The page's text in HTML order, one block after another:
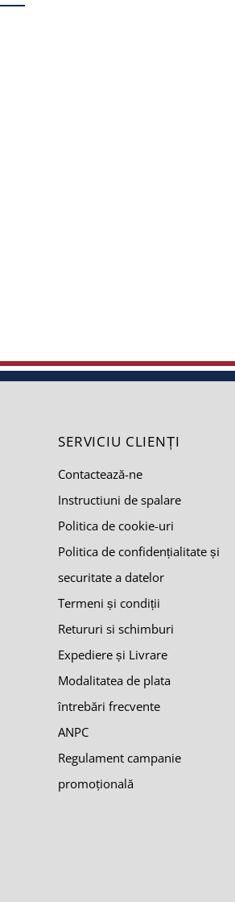
SERVICIU CLIENȚI
Contactează-ne
Instructiuni de spalare
Politica de cookie-uri
Politica de confidențialitate și
securitate a datelor
Termeni și condiții
Retururi si schimburi
Expediere și Livrare
Modalitatea de plata
întrebări frecvente
ANPC
Regulament campanie
promoţională